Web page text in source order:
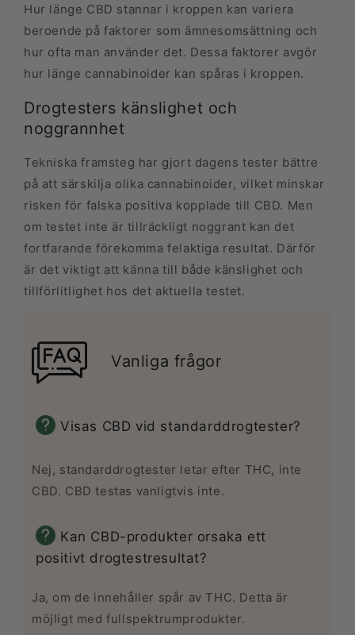
Hur länge CBD stannar i kroppen kan variera
beroende på faktorer som ämnesomsättning och
hur ofta man använder det. Dessa faktorer avgör
hur länge cannabinoider kan spåras i kroppen.
Drogtesters känslighet och
noggrannhet
Tekniska framsteg har gjort dagens tester bättre
på att särskilja olika cannabinoider, vilket minskar
risken för falska positiva kopplade till CBD. Men
om testet inte är tillräckligt noggrant kan det
fortfarande förekomma felaktiga resultat. Därför
är det viktigt att känna till både känslighet och
tillförlitlighet hos det aktuella testet.
Vanliga frågor
Visas CBD vid standarddrogtester?
Nej, standarddrogtester letar efter THC, inte
CBD. CBD testas vanligtvis inte.
Kan CBD-produkter orsaka ett
positivt drogtestresultat?
Ja, om de innehåller spår av THC. Detta är
möjligt med fullspektrumprodukter.